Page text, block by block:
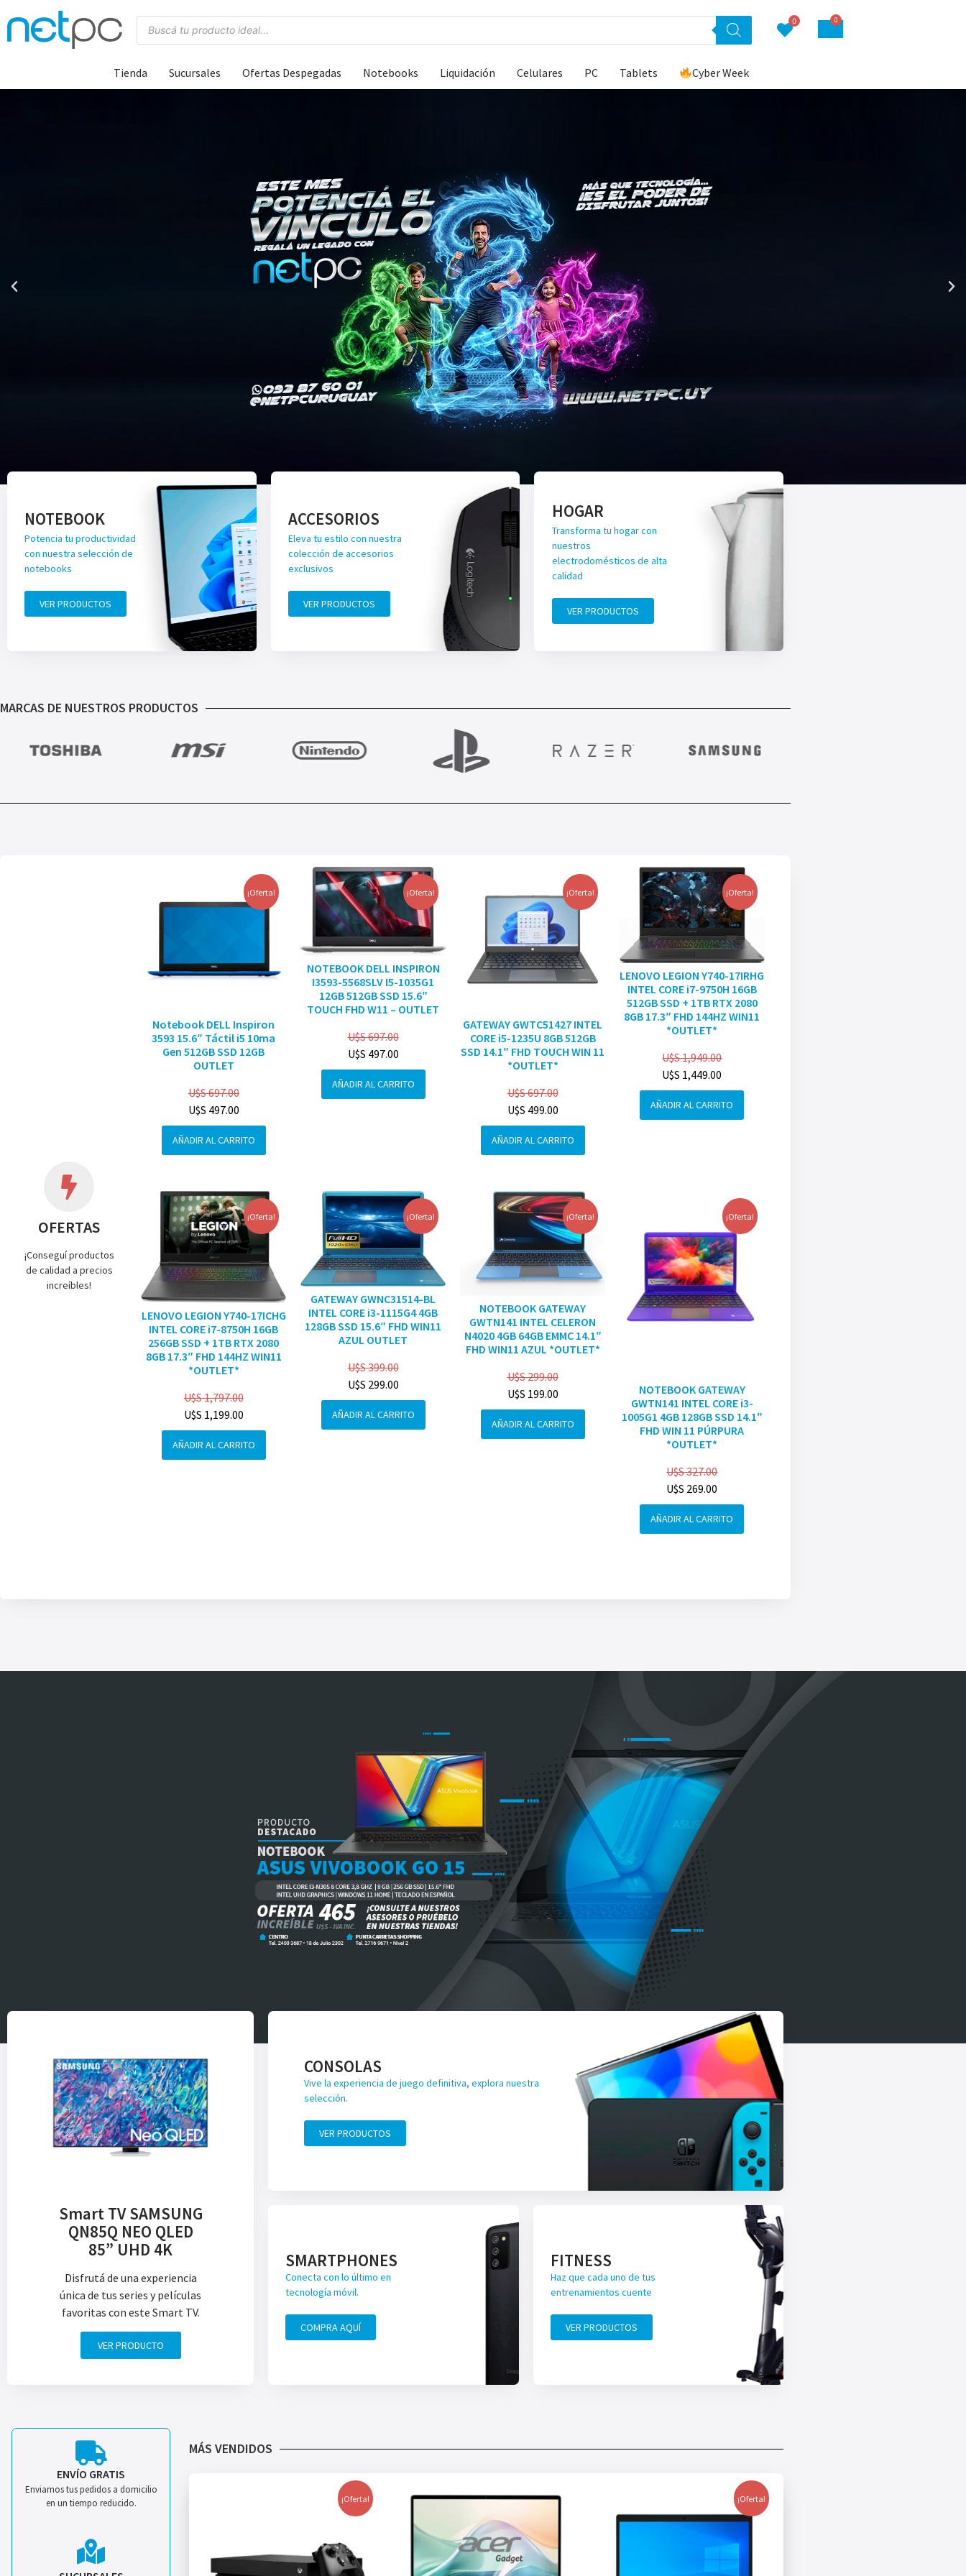
0 0
Tienda Sucursales Ofertas Despegadas Notebooks Liquidación Celulares PC Tablets Cyber Week
NOTEBOOK
Potencia tu productividad
con nuestra selección de
notebooks
VER PRODUCTOS
ACCESORIOS
Eleva tu estilo con nuestra
colección de accesorios
exclusivos
VER PRODUCTOS
HOGAR
Transforma tu hogar con
nuestros
electrodomésticos de alta
calidad
VER PRODUCTOS
MARCAS DE NUESTROS PRODUCTOS
OFERTAS
¡Conseguí productos
de calidad a precios
increíbles!
¡Oferta!
Notebook DELL Inspiron
3593 15.6″ Táctil i5 10ma
Gen 512GB SSD 12GB
OUTLET
U$S697.00
U$S 497.00
AÑADIR AL CARRITO
¡Oferta!
NOTEBOOK DELL INSPIRON
I3593-5568SLV I5-1035G1
12GB 512GB SSD 15.6″
TOUCH FHD W11 – OUTLET
U$S697.00
U$S 497.00
AÑADIR AL CARRITO
¡Oferta!
GATEWAY GWTC51427 INTEL
CORE i5-1235U 8GB 512GB
SSD 14.1″ FHD TOUCH WIN 11
*OUTLET*
U$S697.00
U$S 499.00
AÑADIR AL CARRITO
¡Oferta!
LENOVO LEGION Y740-17IRHG
INTEL CORE i7-9750H 16GB
512GB SSD + 1TB RTX 2080
8GB 17.3″ FHD 144HZ WIN11
*OUTLET*
U$S1,949.00
U$S 1,449.00
AÑADIR AL CARRITO
¡Oferta!
LENOVO LEGION Y740-17ICHG
INTEL CORE i7-8750H 16GB
256GB SSD + 1TB RTX 2080
8GB 17.3″ FHD 144HZ WIN11
*OUTLET*
U$S1,797.00
U$S 1,199.00
AÑADIR AL CARRITO
¡Oferta!
GATEWAY GWNC31514-BL
INTEL CORE i3-1115G4 4GB
128GB SSD 15.6″ FHD WIN11
AZUL OUTLET
U$S399.00
U$S 299.00
AÑADIR AL CARRITO
¡Oferta!
NOTEBOOK GATEWAY
GWTN141 INTEL CELERON
N4020 4GB 64GB EMMC 14.1″
FHD WIN11 AZUL *OUTLET*
U$S299.00
U$S 199.00
AÑADIR AL CARRITO
¡Oferta!
NOTEBOOK GATEWAY
GWTN141 INTEL CORE i3-
1005G1 4GB 128GB SSD 14.1″
FHD WIN 11 PÚRPURA
*OUTLET*
U$S327.00
U$S 269.00
AÑADIR AL CARRITO
Smart TV SAMSUNG
QN85Q NEO QLED
85” UHD 4K
Disfrutá de una experiencia
única de tus series y películas
favoritas con este Smart TV.
VER PRODUCTO
CONSOLAS
Vive la experiencia de juego definitiva, explora nuestra
selección.
VER PRODUCTOS
SMARTPHONES
Conecta con lo último en
tecnología móvil.
COMPRA AQUÍ
FITNESS
Haz que cada uno de tus
entrenamientos cuente
VER PRODUCTOS
ENVÍO GRATIS
Enviamos tus pedidos a domicilio
en un tiempo reducido.
MÁS VENDIDOS
¡Oferta! ¡Oferta!